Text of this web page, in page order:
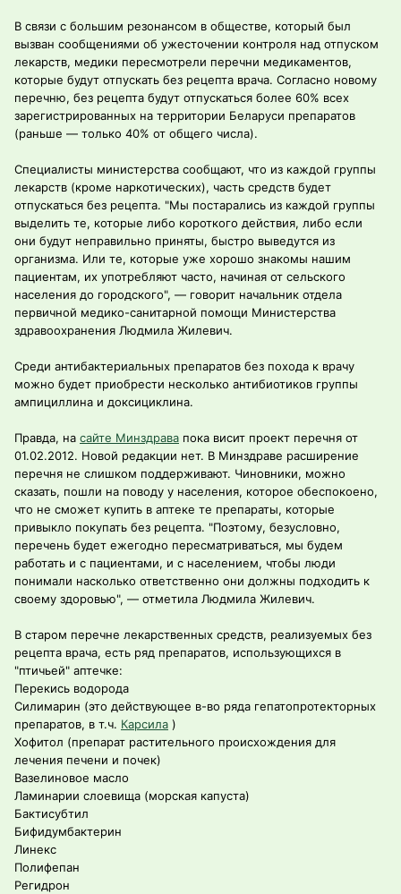
В связи с большим резонансом в обществе, который был
вызван сообщениями об ужесточении контроля над отпуском
лекарств, медики пересмотрели перечни медикаментов,
которые будут отпускать без рецепта врача. Согласно новому
перечню, без рецепта будут отпускаться более 60% всех
зарегистрированных на территории Беларуси препаратов
(раньше — только 40% от общего числа).
Специалисты министерства сообщают, что из каждой группы
лекарств (кроме наркотических), часть средств будет
отпускаться без рецепта. "Мы постарались из каждой группы
выделить те, которые либо короткого действия, либо если
они будут неправильно приняты, быстро выведутся из
организма. Или те, которые уже хорошо знакомы нашим
пациентам, их употребляют часто, начиная от сельского
населения до городского", — говорит начальник отдела
первичной медико-санитарной помощи Министерства
здравоохранения Людмила Жилевич.
Среди антибактериальных препаратов без похода к врачу
можно будет приобрести несколько антибиотиков группы
ампициллина и доксициклина.
Правда, на сайте Минздрава пока висит проект перечня от
01.02.2012. Новой редакции нет. В Минздраве расширение
перечня не слишком поддерживают. Чиновники, можно
сказать, пошли на поводу у населения, которое обеспокоено,
что не сможет купить в аптеке те препараты, которые
привыкло покупать без рецепта. "Поэтому, безусловно,
перечень будет ежегодно пересматриваться, мы будем
работать и с пациентами, и с населением, чтобы люди
понимали насколько ответственно они должны подходить к
своему здоровью", — отметила Людмила Жилевич.
В старом перечне лекарственных средств, реализуемых без
рецепта врача, есть ряд препаратов, использующихся в
"птичьей" аптечке:
Перекись водорода
Силимарин (это действующее в-во ряда гепатопротекторных
препаратов, в т.ч. Карсила )
Хофитол (препарат растительного происхождения для
лечения печени и почек)
Вазелиновое масло
Ламинарии слоевища (морская капуста)
Бактисубтил
Бифидумбактерин
Линекс
Полифепан
Регидрон